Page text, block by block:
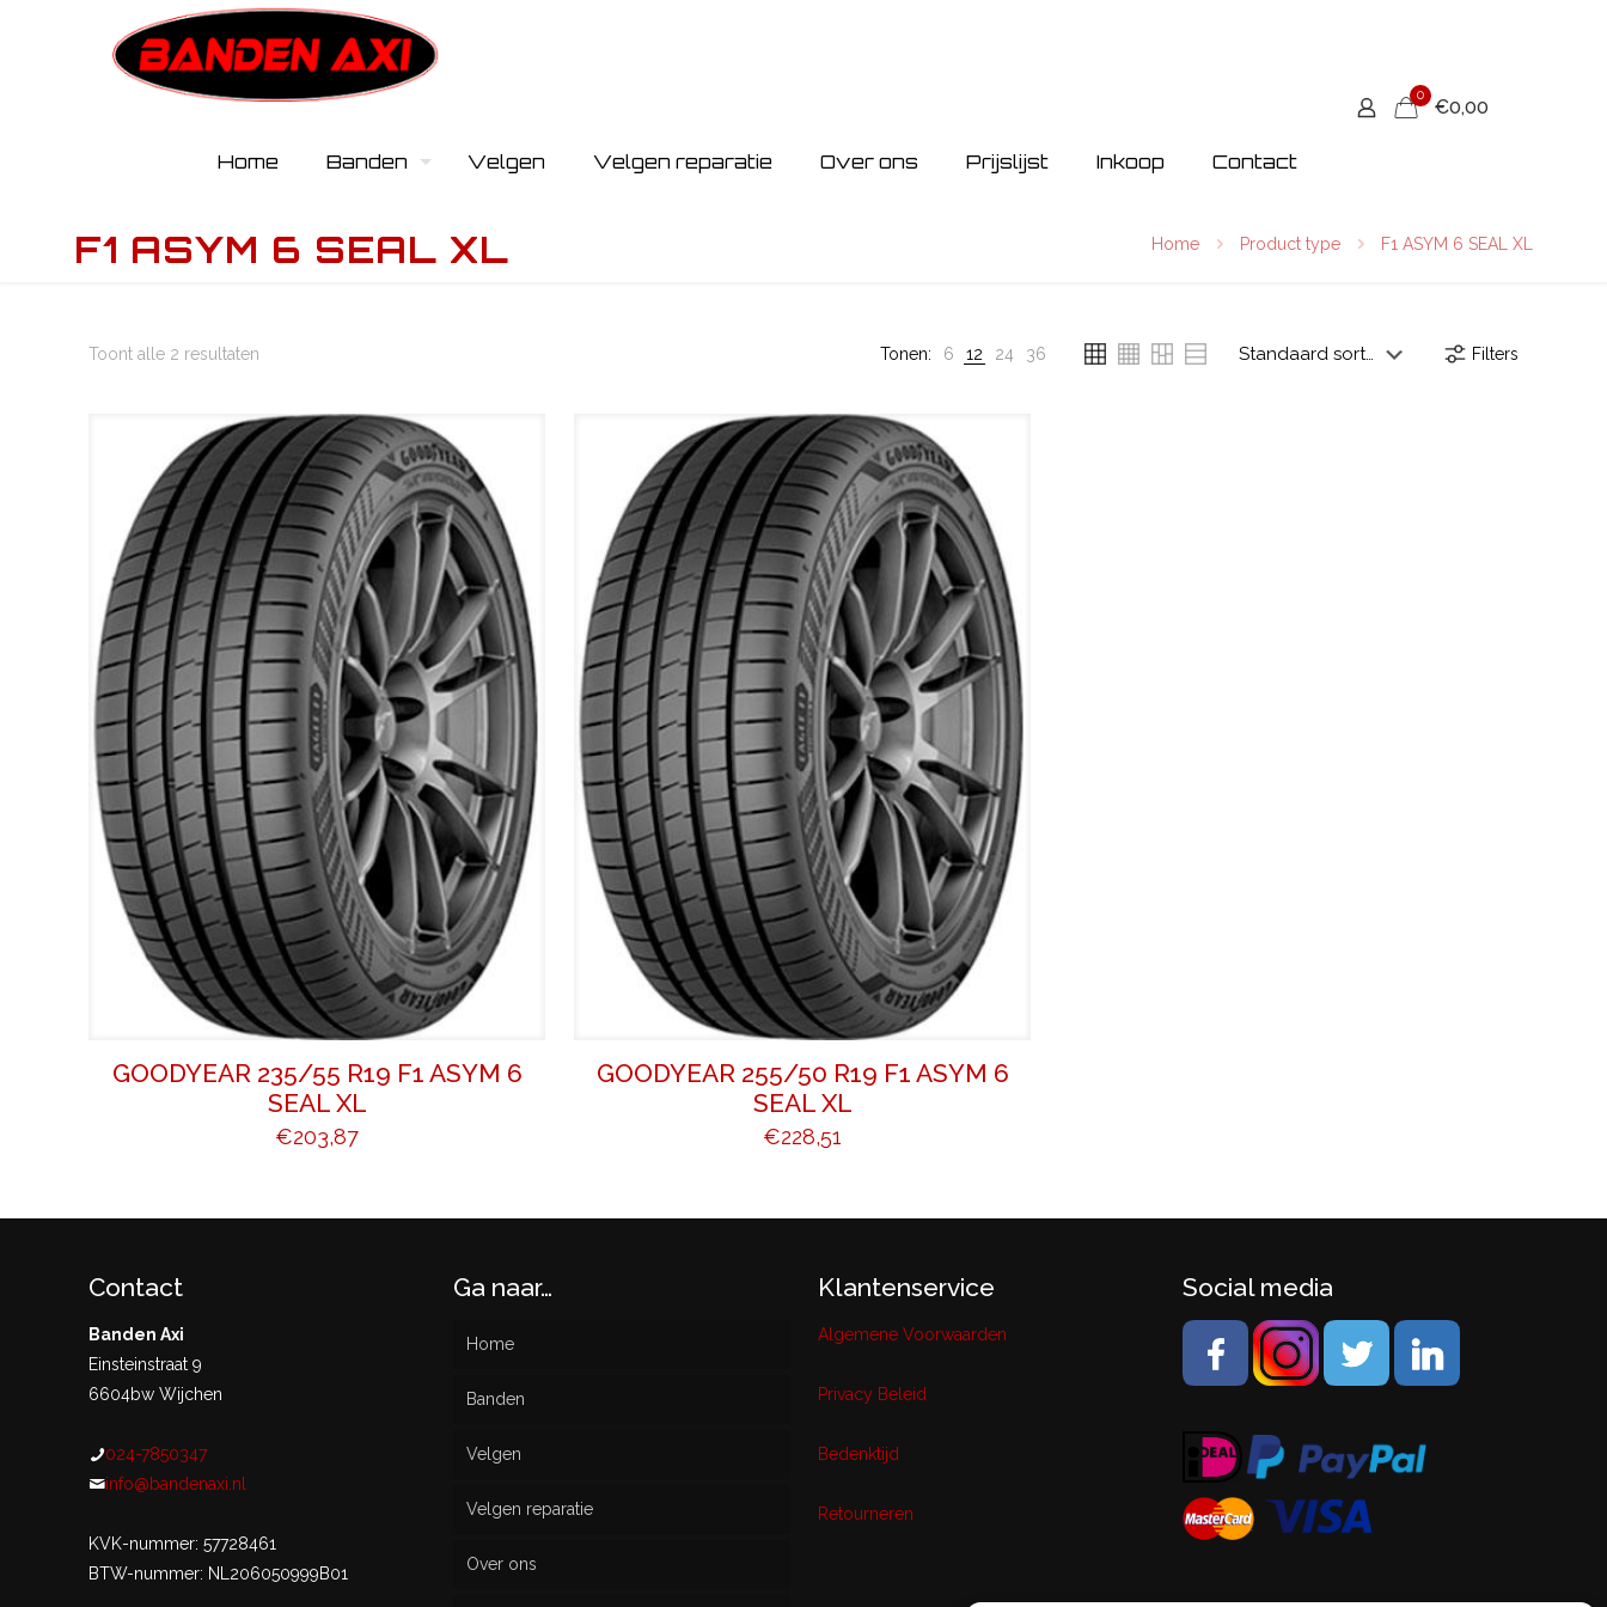
Home Banden Velgen Velgen reparatie Over ons Prijslijst Inkoop Contact
0
€0,00
F1 ASYM 6 SEAL XL Home Product type F1 ASYM 6 SEAL XL
Toont alle 2 resultaten Tonen: 6 12 24 36 Filters
GOODYEAR 235/55 R19 F1 ASYM 6
SEAL XL
€203,87
GOODYEAR 255/50 R19 F1 ASYM 6
SEAL XL
€228,51
Contact
Banden Axi
Einsteinstraat 9
6604bw Wijchen
024-7850347
info@bandenaxi.nl
KVK-nummer: 57728461
BTW-nummer: NL206050999B01
Ga naar…
Home
Banden
Nieuw
Gebruikt
Velgen
Velgen reparatie
Over ons
Klantenservice
Algemene Voorwaarden
Privacy Beleid
Bedenktijd
Retourneren
Social media